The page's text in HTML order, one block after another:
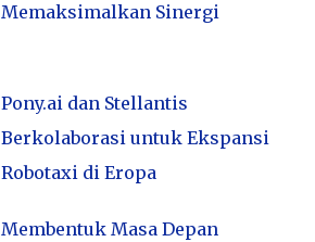
Memaksimalkan Sinergi
Pony.ai dan Stellantis
Berkolaborasi untuk Ekspansi
Robotaxi di Eropa
Membentuk Masa Depan